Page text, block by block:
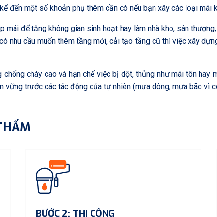
đến một số khoản phụ thêm cần có nếu bạn xây các loại mái
mái để tăng không gian sinh hoạt hay làm nhà kho, sân
nhu cầu muốn thêm tầng mới, cải tạo tầng cũ thì việc xây
cháy cao và hạn chế việc bị dột, thủng như mái tôn hay
vững trước các tác động của tự nhiên (mưa dông, mưa bão vì
BƯỚC 2: THI CÔNG